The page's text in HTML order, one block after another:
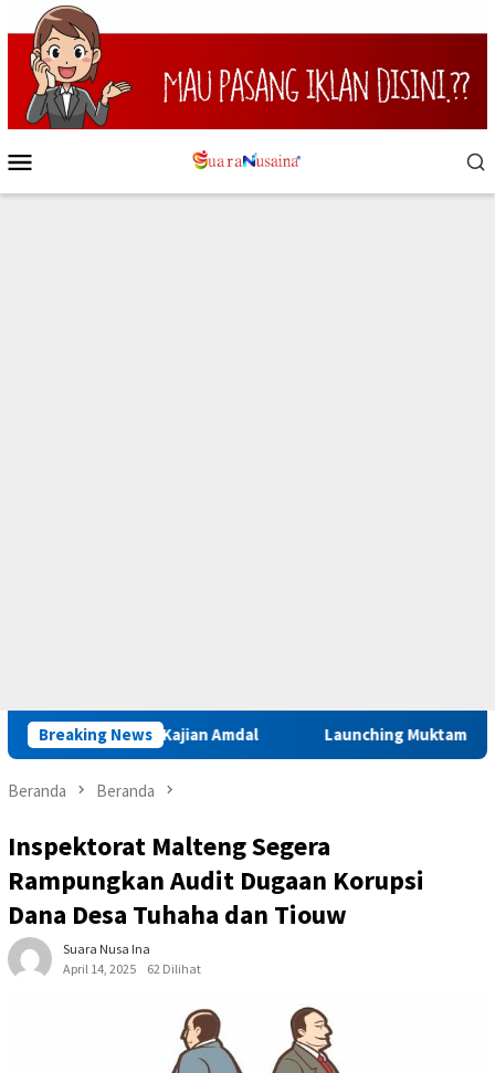
Loncat
ke
konten
Mobile
Breaking News
Iha Perlu Kajian Amdal Launching Muktamar VIII di
Beranda Beranda
Inspektorat Malteng Segera
Rampungkan Audit Dugaan Korupsi
Dana Desa Tuhaha dan Tiouw
Suara Nusa Ina
April 14, 2025
62 Dilihat